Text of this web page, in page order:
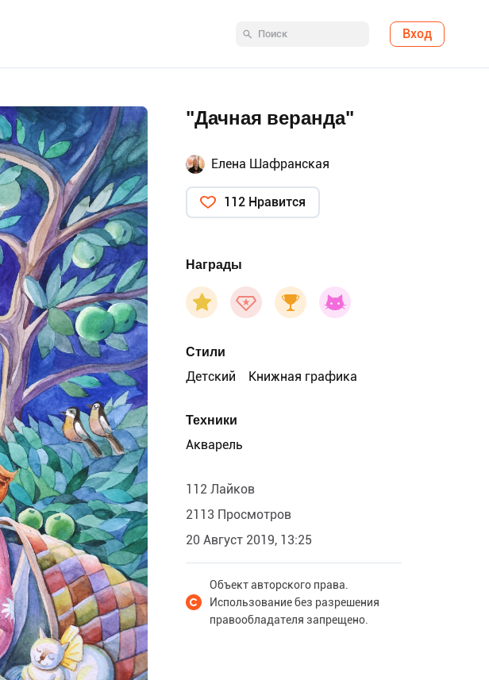
Вход
"Дачная веранда"
Елена Шафранская
112 Нравится
Награды
Стили
Детский
Книжная графика
Техники
Акварель
112 Лайков
2113 Просмотров
20 Август 2019, 13:25
Объект авторского права.
Использование без разрешения
правообладателя запрещено.